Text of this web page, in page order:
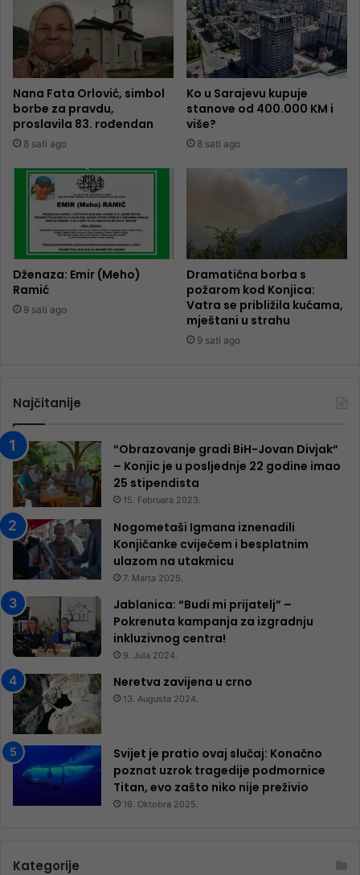
Nana Fata Orlović, simbol
borbe za pravdu,
proslavila 83. rođendan
8 sati ago
Ko u Sarajevu kupuje
stanove od 400.000 KM i
više?
8 sati ago
Dženaza: Emir (Meho)
Ramić
9 sati ago
Dramatična borba s
požarom kod Konjica:
Vatra se približila kućama,
mještani u strahu
9 sati ago
Najčitanije
“Obrazovanje gradi BiH-Jovan Divjak“
– Konjic je u posljednje 22 godine imao
25 ​​stipendista
15. Februara 2023.
Nogometaši Igmana iznenadili
Konjičanke cvijećem i besplatnim
ulazom na utakmicu
7. Marta 2025.
Jablanica: “Budi mi prijatelj” –
Pokrenuta kampanja za izgradnju
inkluzivnog centra!
9. Jula 2024.
Neretva zavijena u crno
13. Augusta 2024.
Svijet je pratio ovaj slučaj: Konačno
poznat uzrok tragedije podmornice
Titan, evo zašto niko nije preživio
16. Oktobra 2025.
Kategorije